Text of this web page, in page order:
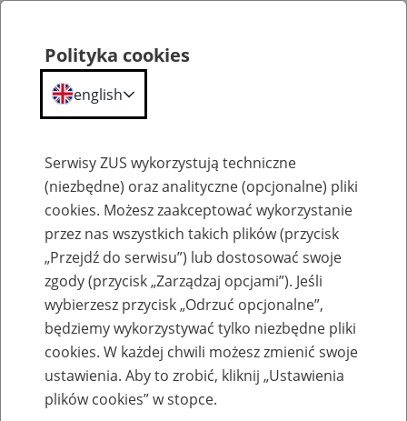
Szkolenia
Renta z tytułu niezdolności do pracy –
obowiązki płatników składek
Polityka cookies
english
Serwisy ZUS wykorzystują techniczne
(niezbędne) oraz analityczne (opcjonalne) pliki
cookies. Możesz zaakceptować wykorzystanie
przez nas wszystkich takich plików (przycisk
„Przejdź do serwisu”) lub dostosować swoje
zgody (przycisk „Zarządzaj opcjami”). Jeśli
wybierzesz przycisk „Odrzuć opcjonalne”,
będziemy wykorzystywać tylko niezbędne pliki
cookies. W każdej chwili możesz zmienić swoje
ustawienia. Aby to zrobić, kliknij „Ustawienia
plików cookies” w stopce.